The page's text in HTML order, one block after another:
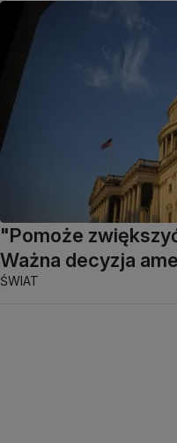
"Pomoże
Ważna decyzja
ŚWIAT